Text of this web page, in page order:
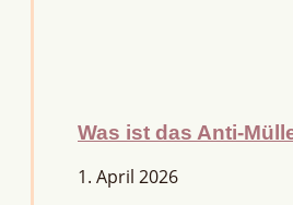
Was ist das Anti-
1. April 2026